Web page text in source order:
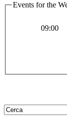
Events for the
09:00